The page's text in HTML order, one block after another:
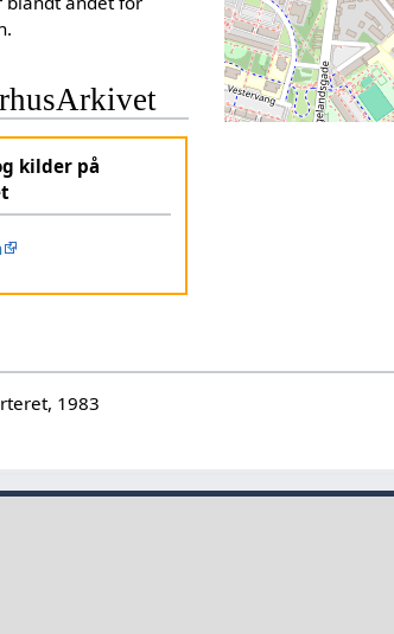
kilder på
1983